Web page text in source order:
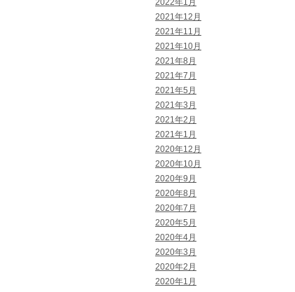
2022年1月
2021年12月
2021年11月
2021年10月
2021年8月
2021年7月
2021年5月
2021年3月
2021年2月
2021年1月
2020年12月
2020年10月
2020年9月
2020年8月
2020年7月
2020年5月
2020年4月
2020年3月
2020年2月
2020年1月